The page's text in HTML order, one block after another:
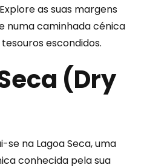
as suas margens
numa caminhada cénica
escondidos.
(Dry
se na Lagoa Seca, uma
conhecida pela sua